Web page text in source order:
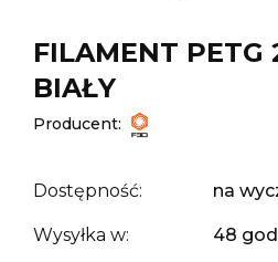
FILAMENT PETG
BIAŁY
Producent:
Dostępność: na
Wysyłka w: 48